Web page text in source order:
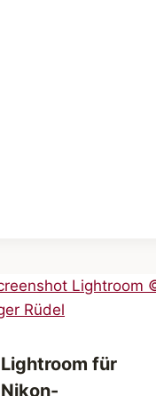
Lightroom für
Nikon-